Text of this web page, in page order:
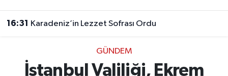
16:31 Karadeniz’in Lezzet Sofrası Ordu
GÜNDEM
İstanbul Valiliği, Ekrem
Süper Lig Puan Durumu ve Fikstür